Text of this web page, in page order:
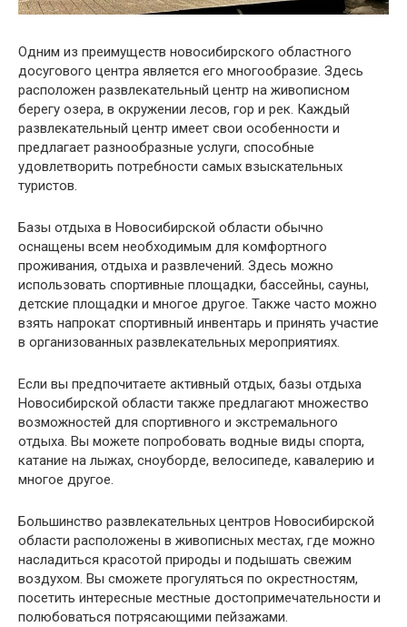
Одним из преимуществ новосибирского областного
досугового центра является его многообразие. Здесь
расположен развлекательный центр на живописном
берегу озера, в окружении лесов, гор и рек. Каждый
развлекательный центр имеет свои особенности и
предлагает разнообразные услуги, способные
удовлетворить потребности самых взыскательных
туристов.
Базы отдыха в Новосибирской области обычно
оснащены всем необходимым для комфортного
проживания, отдыха и развлечений. Здесь можно
использовать спортивные площадки, бассейны, сауны,
детские площадки и многое другое. Также часто можно
взять напрокат спортивный инвентарь и принять участие
в организованных развлекательных мероприятиях.
Если вы предпочитаете активный отдых, базы отдыха
Новосибирской области также предлагают множество
возможностей для спортивного и экстремального
отдыха. Вы можете попробовать водные виды спорта,
катание на лыжах, сноуборде, велосипеде, кавалерию и
многое другое.
Большинство развлекательных центров Новосибирской
области расположены в живописных местах, где можно
насладиться красотой природы и подышать свежим
воздухом. Вы сможете прогуляться по окрестностям,
посетить интересные местные достопримечательности и
полюбоваться потрясающими пейзажами.